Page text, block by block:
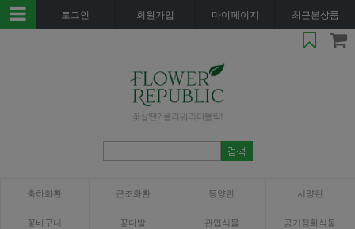
로그인 회원가입 마이페이지 최근본상품
축하화환 근조화환 동양란 서양란
꽃바구니 꽃다발 관엽식물 공기정화식물